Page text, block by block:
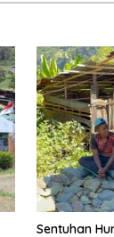
Sentuhan